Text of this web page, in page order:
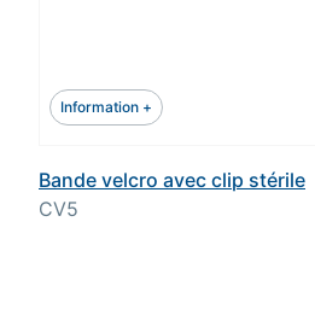
Information +
Bande velcro avec clip stérile
CV5